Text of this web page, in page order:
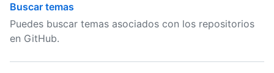
Buscar temas
Puedes buscar temas asociados con los repositorios
en GitHub.